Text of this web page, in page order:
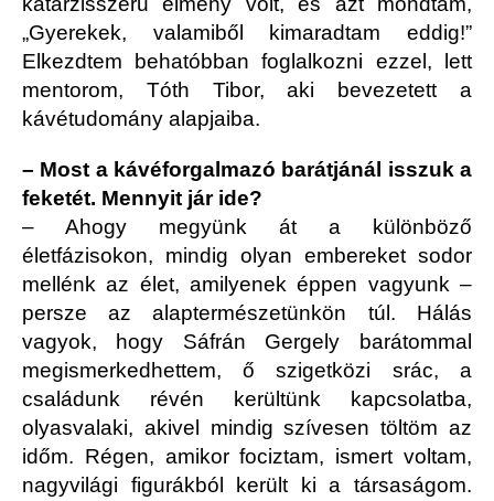
„Gyerekek, valamiből kimaradtam eddig!”
Elkezdtem behatóbban foglalkozni ezzel, lett
mentorom, Tóth Tibor, aki bevezetett a
kávétudomány alapjaiba.
– Most a kávéforgalmazó barátjánál isszuk a
feketét. Mennyit jár ide?
– Ahogy megyünk át a különböző
életfázisokon, mindig olyan embereket sodor
mellénk az élet, amilyenek éppen vagyunk –
persze az alaptermészetünkön túl. Hálás
vagyok, hogy Sáfrán Gergely barátommal
megismerkedhettem, ő szigetközi srác, a
családunk révén kerültünk kapcsolatba,
olyasvalaki, akivel mindig szívesen töltöm az
időm. Régen, amikor fociztam, ismert voltam,
nagyvilági figurákból került ki a társaságom.